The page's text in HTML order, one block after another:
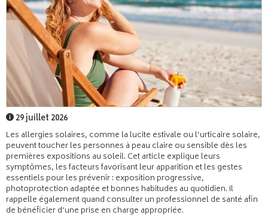
29 juillet 2026
Les allergies solaires, comme la lucite estivale ou l’urticaire solaire,
peuvent toucher les personnes à peau claire ou sensible dès les
premières expositions au soleil. Cet article explique leurs
symptômes, les facteurs favorisant leur apparition et les gestes
essentiels pour les prévenir : exposition progressive,
photoprotection adaptée et bonnes habitudes au quotidien. Il
rappelle également quand consulter un professionnel de santé afin
de bénéficier d’une prise en charge appropriée.